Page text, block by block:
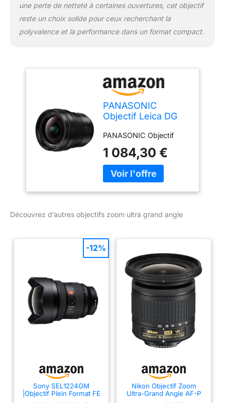
une perte de netteté à certaines ouvertures, cet objectif
reste un choix solide pour ceux recherchant la
polyvalence et la performance dans un format compact.
PANASONIC
Objectif Leica DG
18mm f/2.8-4
PANASONIC Objectif
1 084,30 €
Découvrez d’autres objectifs zoom ultra grand angle
Sony SEL1224GM
|Objectif Plein Format FE
-12%
Nikon Objectif Zoom
Ultra-Grand Angle AF-P